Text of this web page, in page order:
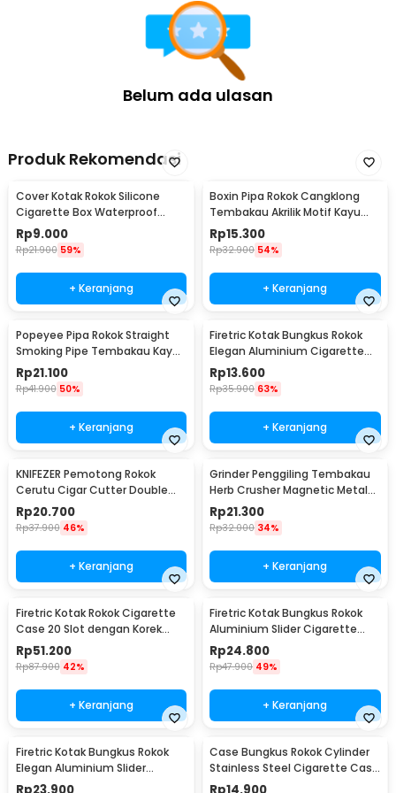
Belum ada ulasan
Produk Rekomendasi
Cover Kotak Rokok Silicone
Cigarette Box Waterproof
Keep Calm - JD-SH100
Rp9.000
Rp21.900 59%
+ Keranjang
Boxin Pipa Rokok Cangklong
Tembakau Akrilik Motif Kayu
Tobacco Pipes - ZF808
Rp15.300
Rp32.900 54%
+ Keranjang
Popeyee Pipa Rokok Straight
Smoking Pipe Tembakau Kayu
Mahoni - WD-051
Rp21.100
Rp41.900 50%
+ Keranjang
Firetric Kotak Bungkus Rokok
Elegan Aluminium Cigarette
Case - JD-EH006
Rp13.600
Rp35.900 63%
+ Keranjang
KNIFEZER Pemotong Rokok
Cerutu Cigar Cutter Double
Blade - EC-50A
Rp20.700
Rp37.900 46%
+ Keranjang
Grinder Penggiling Tembakau
Herb Crusher Magnetic Metal
Mesh 4 Layer - LST-23
Rp21.300
Rp32.000 34%
+ Keranjang
Firetric Kotak Rokok Cigarette
Case 20 Slot dengan Korek
Elektrik - JD-YH073
Rp51.200
Rp87.900 42%
+ Keranjang
Firetric Kotak Bungkus Rokok
Aluminium Slider Cigarette
Case 20 Rokok - JD-EH007
Rp24.800
Rp47.900 49%
+ Keranjang
Firetric Kotak Bungkus Rokok
Elegan Aluminium Slider
Cigarette Case - JD-EH960
Case Bungkus Rokok Cylinder
Stainless Steel Cigarette Case
- LC25